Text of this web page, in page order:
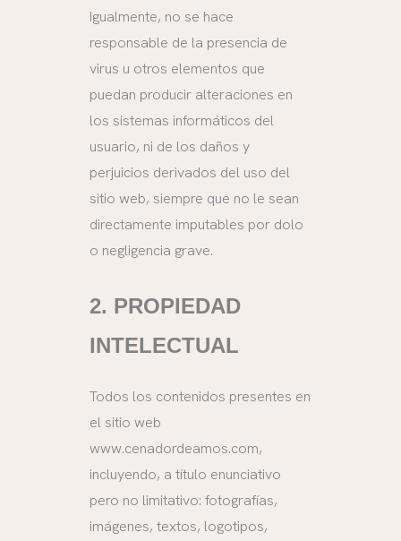
Igualmente, no se hace
responsable de la presencia de
virus u otros elementos que
puedan producir alteraciones en
los sistemas informáticos del
usuario, ni de los daños y
perjuicios derivados del uso del
sitio web, siempre que no le sean
directamente imputables por dolo
o negligencia grave.
2. PROPIEDAD
INTELECTUAL
Todos los contenidos presentes en
el sitio web
www.cenadordeamos.com,
incluyendo, a título enunciativo
pero no limitativo: fotografías,
imágenes, textos, logotipos,